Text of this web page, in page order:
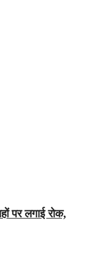
पर लगाई रोक,